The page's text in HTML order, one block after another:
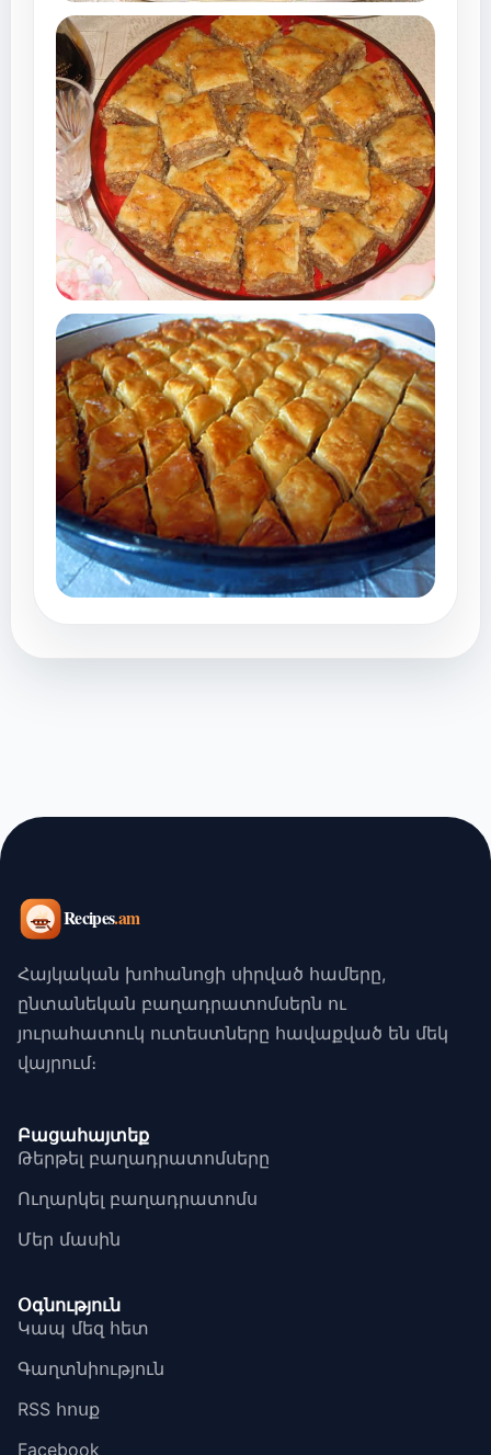
Հայկական խոհանոցի սիրված համերը,
ընտանեկան բաղադրատոմսերն ու
յուրահատուկ ուտեստները հավաքված են մեկ
վայրում։
Բացահայտեք
Թերթել բաղադրատոմսերը
Ուղարկել բաղադրատոմս
Մեր մասին
Օգնություն
Կապ մեզ հետ
Գաղտնիություն
RSS հոսք
Facebook